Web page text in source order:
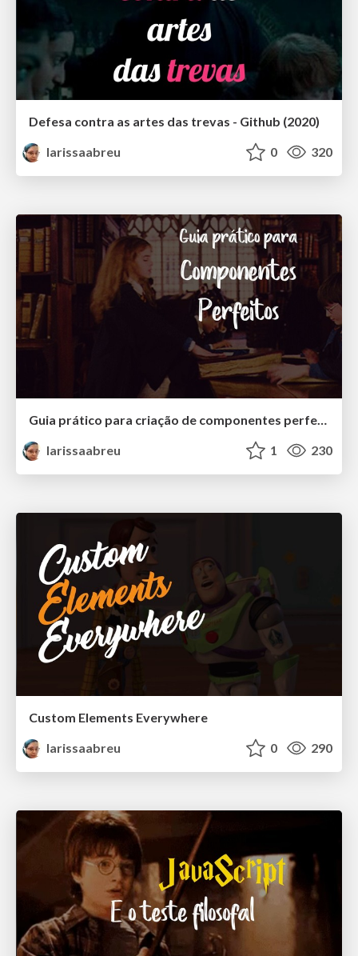
Defesa contra as artes das trevas - Github (2020)
larissaabreu
0 320
larissaabreu
1 230
Custom Elements Everywhere
larissaabreu
0 290